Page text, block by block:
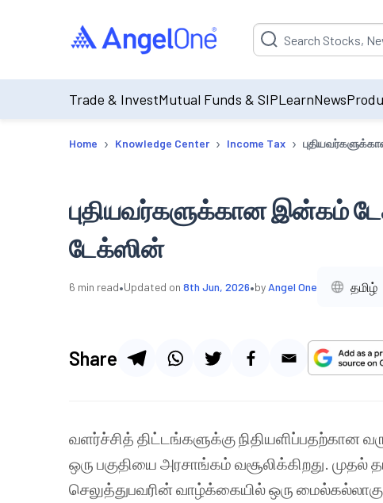
Suggestion will be
Trade & InvestMutual Funds & SIPLearnNews
Home › Knowledge Center › Income Tax ›
புதியவர்களுக்கான இன்கம்
டேக்ஸின்
6 min read•Updated on 8th Jun, 2026•by Angel One தமிழ்
Share
வளர்ச்சித் திட்டங்களுக்கு
ஒரு பகுதியை அரசாங்கம் வசூலிக்கிறது.
செலுத்துபவரின் வாழ்க்கையில் ஒரு